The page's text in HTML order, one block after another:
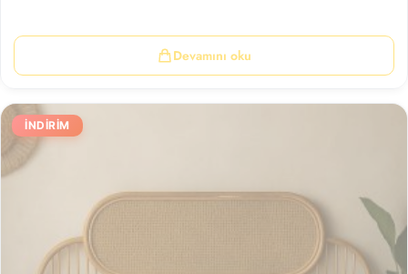
Devamını oku
İNDIRIM